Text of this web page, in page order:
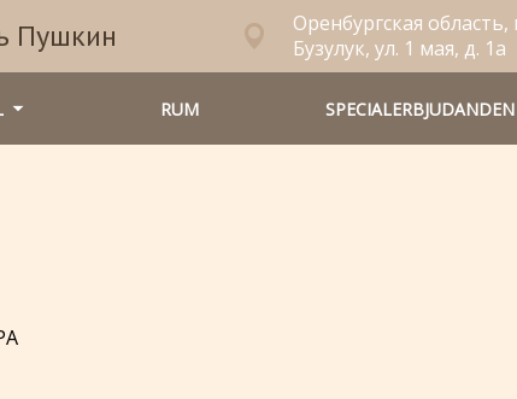
Пушкин
Оренбургская область,
Бузулук, ул. 1 мая, д. 1а
RUM SPECIALERBJUDANDEN